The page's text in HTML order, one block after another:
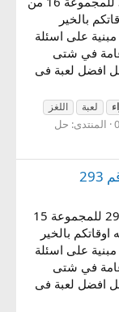
بالخير
على اسئلة
عامة في شتى
افضل لعبة فى
لعبة
اللغز
المنتدى: حل
جواب سؤال من اشهر القراء اللغز رقم 293
جواب سؤال من اشهر القراء اللغز رقم 293 للمجموعة 15
بالخير
على اسئلة
عامة في شتى
افضل لعبة فى